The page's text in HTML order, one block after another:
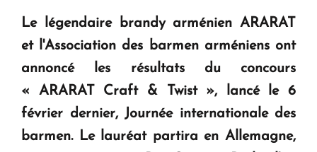
KASA : 30 ans d'audace, de résilience et d'avenir
en Arménie
Le premier hôtel Hyatt Regency d'Arménie
ouvrira ses portes à Dilijan
Le légendaire brandy arménien ARARAT
et l'Association des barmen arméniens ont
annoncé les résultats du concours
« ARARAT Craft & Twist », lancé le 6
février dernier, Journée internationale des
barmen. Le lauréat partira en Allemagne,